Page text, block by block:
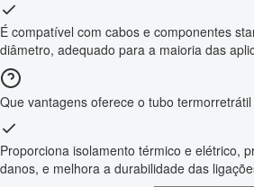
É compatível com cabos e componentes
diâmetro, adequado para a maioria das
Que vantagens oferece o tubo
Proporciona isolamento térmico e elétrico,
danos, e melhora a durabilidade das